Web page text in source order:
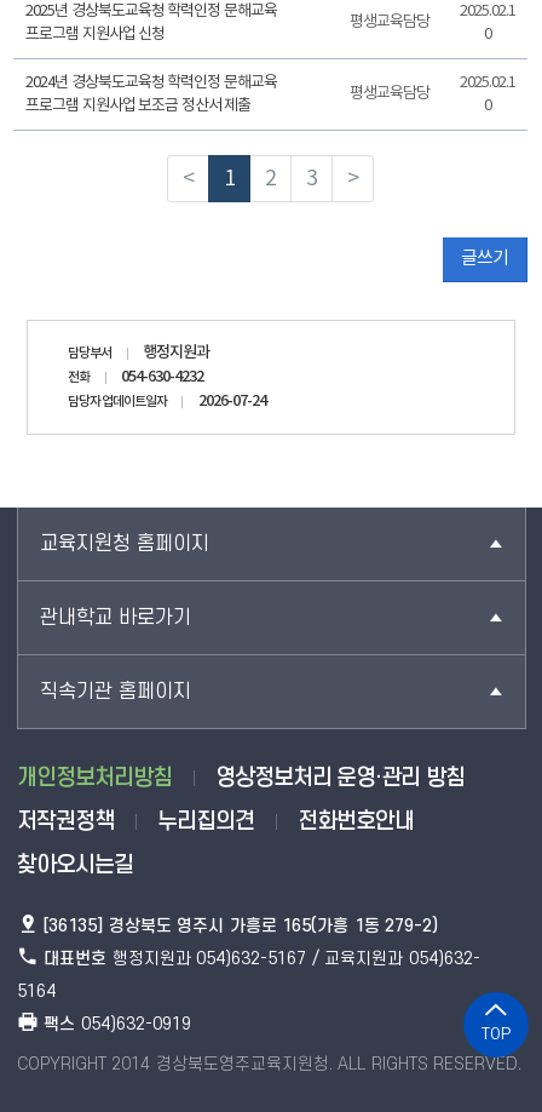
2025년 경상북도교육청 학력인정 문해교육
프로그램 지원사업 신청
평생교육담당
2025.02.1
0
2024년 경상북도교육청 학력인정 문해교육
프로그램 지원사업 보조금 정산서 제출
평생교육담당
2025.02.1
0
< 1 2 3 >
글쓰기
담당부서 행정지원과
전화 054-630-4232
담당자 업데이트일자 2026-07-24
교육지원청 홈페이지
관내학교 바로가기
직속기관 홈페이지
개인정보처리방침
영상정보처리 운영·관리 방침
저작권정책
누리집의견
전화번호안내
찾아오시는길
[36135] 경상북도 영주시 가흥로 165(가흥 1동 279-2)
대표번호 행정지원과 054)632-5167 / 교육지원과 054)632-
5164
팩스 054)632-0919
COPYRIGHT 2014 경상북도영주교육지원청. ALL RIGHTS RESERVED.
TOP